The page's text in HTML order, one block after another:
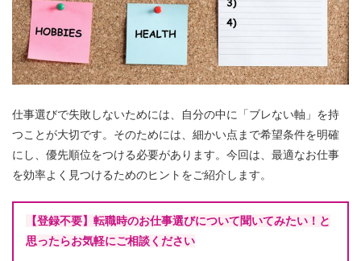
仕事選びで失敗しないためには、自分の中に「ブレない軸」を持
つことが大切です。そのためには、細かい点まで希望条件を明確
にし、優先順位をつける必要があります。今回は、最適なお仕事
を効率よく見つけるためのヒントをご紹介します。
【登録不要】転職時のお仕事選びについて聞いてみたい！と
思ったらお気軽にご相談ください